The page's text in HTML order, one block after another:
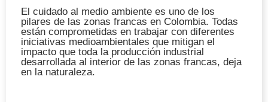
El cuidado al medio ambiente es uno de los
pilares de las zonas francas en Colombia. Todas
están comprometidas en trabajar con diferentes
iniciativas medioambientales que mitigan el
impacto que toda la producción industrial
desarrollada al interior de las zonas francas, deja
en la naturaleza.